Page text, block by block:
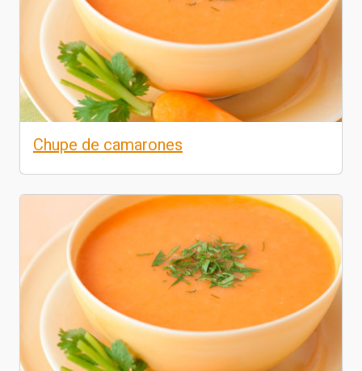
Chupe de camarones